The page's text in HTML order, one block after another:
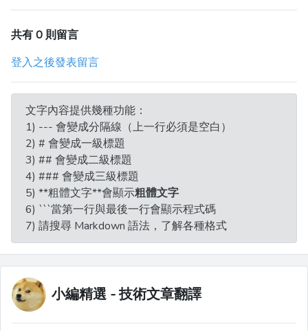
共有 0 則留言
登入之後發表留言
文字內容提供幾種功能：
1) --- 會變成分隔線（上一行必須是空白）
2) # 會變成一級標題
3) ## 會變成二級標題
4) ### 會變成三級標題
5) **粗體文字**會顯示粗體文字
6) ```當第一行與最後一行會顯示程式碼
7) 請搜尋 Markdown 語法，了解各種格式
小編精選 - 技術文章翻譯